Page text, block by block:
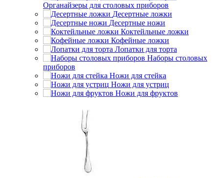
Органайзеры для столовых приборов
Десертные ложки
Десертные ножи
Коктейльные ложки
Кофейные ложки
Лопатки для торта
Наборы столовых
приборов
Ножи для стейка
Ножи для устриц
Ножи для фруктов